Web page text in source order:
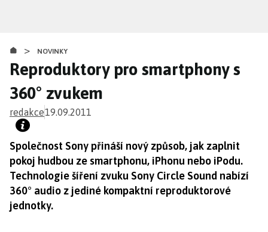
obsahu
> NOVINKY
Reproduktory pro smartphony s
360° zvukem
redakce19.09.2011
Společnost Sony přináší nový způsob, jak zaplnit
pokoj hudbou ze smartphonu, iPhonu nebo iPodu.
Technologie šíření zvuku Sony Circle Sound nabízí
360° audio z jediné kompaktní reproduktorové
jednotky.